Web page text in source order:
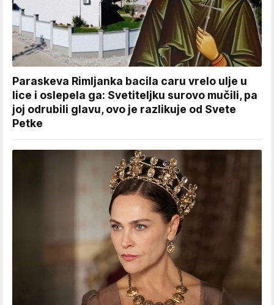
Paraskeva Rimljanka bacila caru vrelo ulje u
lice i oslepela ga: Svetiteljku surovo mučili, pa
joj odrubili glavu, ovo je razlikuje od Svete
Petke